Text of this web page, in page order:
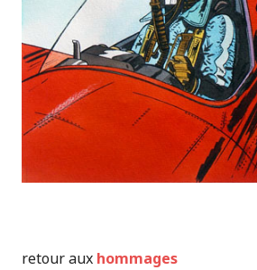
retour aux hommages